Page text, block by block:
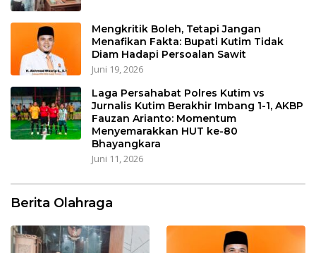
Mengkritik Boleh, Tetapi Jangan
Menafikan Fakta: Bupati Kutim Tidak
Diam Hadapi Persoalan Sawit
Juni 19, 2026
Laga Persahabat Polres Kutim vs
Jurnalis Kutim Berakhir Imbang 1-1, AKBP
Fauzan Arianto: Momentum
Menyemarakkan HUT ke-80
Bhayangkara
Juni 11, 2026
Berita Olahraga